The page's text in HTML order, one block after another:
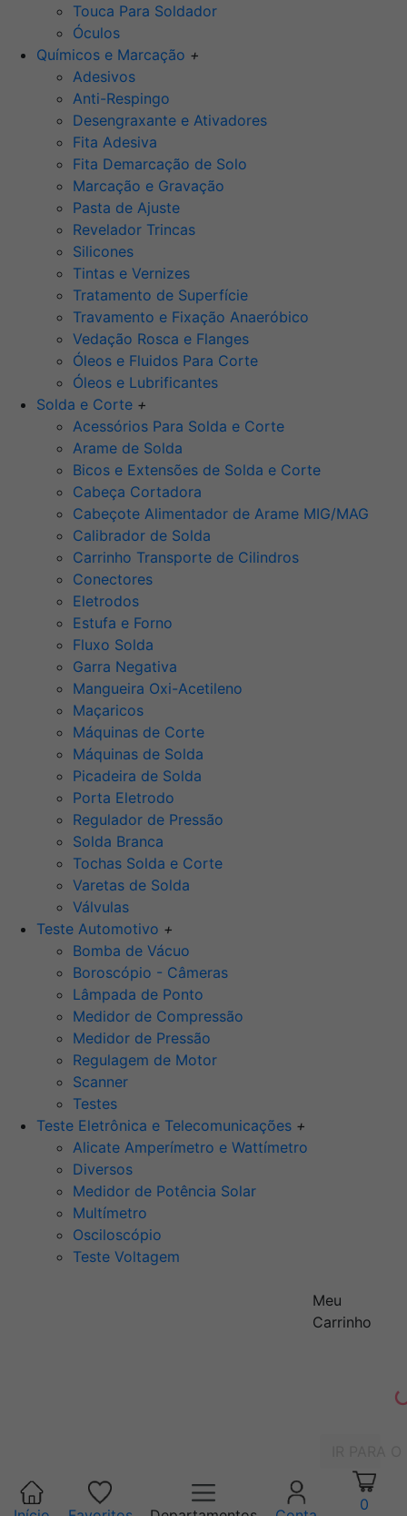
Touca Para Soldador
Óculos
Químicos e Marcação +
Adesivos
Anti-Respingo
Desengraxante e Ativadores
Fita Adesiva
Fita Demarcação de Solo
Marcação e Gravação
Pasta de Ajuste
Revelador Trincas
Silicones
Tintas e Vernizes
Tratamento de Superfície
Travamento e Fixação Anaeróbico
Vedação Rosca e Flanges
Óleos e Fluidos Para Corte
Óleos e Lubrificantes
Solda e Corte +
Acessórios Para Solda e Corte
Arame de Solda
Bicos e Extensões de Solda e Corte
Cabeça Cortadora
Cabeçote Alimentador de Arame MIG/MAG
Calibrador de Solda
Carrinho Transporte de Cilindros
Conectores
Eletrodos
Estufa e Forno
Fluxo Solda
Garra Negativa
Mangueira Oxi-Acetileno
Maçaricos
Máquinas de Corte
Máquinas de Solda
Picadeira de Solda
Porta Eletrodo
Regulador de Pressão
Solda Branca
Tochas Solda e Corte
Varetas de Solda
Válvulas
Teste Automotivo +
Bomba de Vácuo
Boroscópio - Câmeras
Lâmpada de Ponto
Medidor de Compressão
Medidor de Pressão
Regulagem de Motor
Scanner
Testes
Teste Eletrônica e Telecomunicações +
Alicate Amperímetro e Wattímetro
Diversos
Medidor de Potência Solar
Multímetro
Osciloscópio
Teste Voltagem
Meu
Carrinho
0